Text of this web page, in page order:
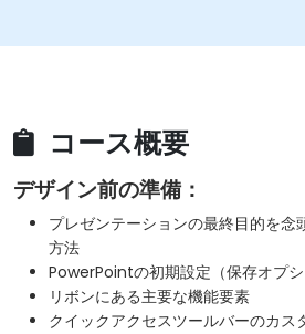
コース概要
デザイン前の準備：
プレゼンテーションの最終目的を念
方法
PowerPointの初期設定（保存オプシ
リボンにある主要な機能要素
クイックアクセスツールバーのカス